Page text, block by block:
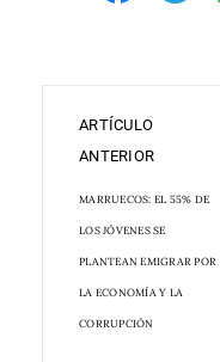
ARTÍCULO
ANTERIOR
MARRUECOS: EL 55% DE
LOS JÓVENES SE
PLANTEAN EMIGRAR POR
LA ECONOMÍA Y LA
CORRUPCIÓN